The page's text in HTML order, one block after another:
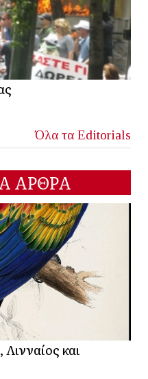
Όλα τα Editorials
ΑΡΘΡΑ
και